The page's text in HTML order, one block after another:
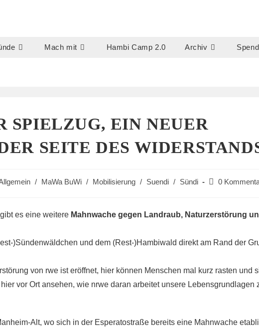
Mach mit Hambi Camp 2.0 Archiv
SPIELZUG, EIN NEUER
SEITE DES
/ MaWa BuWi / Mobilisierung / Suendi / Sündi
Beitrags-
0
es eine weitere Mahnwache gegen Landraub, Naturzerstörung
)Sündenwäldchen und dem (Rest-)Hambiwald direkt am Rand der
von rwe ist eröffnet, hier können Menschen mal kurz rasten und
vor Ort ansehen, wie nrwe daran arbeitet unsere Lebensgrundlagen
Alt, wo sich in der Esperatostraße bereits eine Mahnwache